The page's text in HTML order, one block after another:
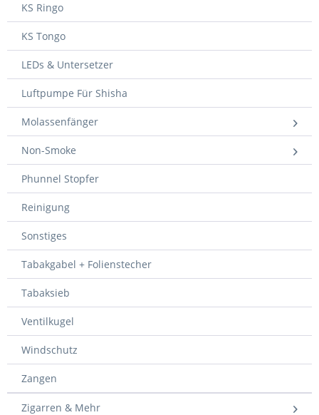
KS Ringo
KS Tongo
LEDs & Untersetzer
Luftpumpe Für Shisha
Molassenfänger
Non-Smoke
Phunnel Stopfer
Reinigung
Sonstiges
Tabakgabel + Folienstecher
Tabaksieb
Ventilkugel
Windschutz
Zangen
Zigarren & Mehr